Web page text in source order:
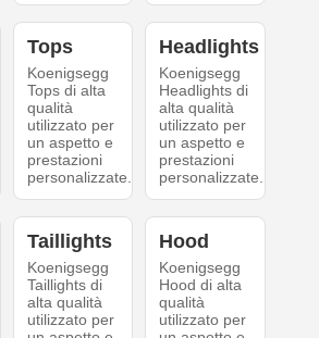
Tops
Koenigsegg
Tops di alta
qualità
utilizzato per
un aspetto e
prestazioni
personalizzate.
Headlights
Koenigsegg
Headlights di
alta qualità
utilizzato per
un aspetto e
prestazioni
personalizzate.
Taillights
Koenigsegg
Taillights di
alta qualità
utilizzato per
Hood
Koenigsegg
Hood di alta
qualità
utilizzato per